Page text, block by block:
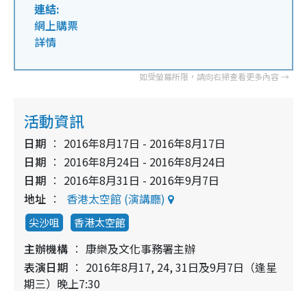
連結:
網上購票
詳情
活動資訊
日期
2016年8月17日 - 2016年8月17日
日期
2016年8月24日 - 2016年8月24日
日期
2016年8月31日 - 2016年9月7日
地址
香港太空館 (演講廳)
尖沙咀 香港太空館
主辦機構
康樂及文化事務署主辦
表演日期
2016年8月17, 24, 31日及9月7日（逢星
期三）晚上7:30